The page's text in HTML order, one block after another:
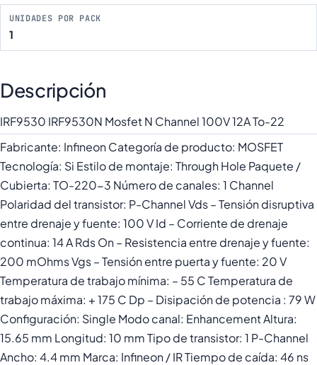
UNIDADES POR PACK
1
Descripción
IRF9530 IRF9530N Mosfet N Channel 100V 12A To-22
Fabricante: Infineon Categoría de producto: MOSFET
Tecnología: Si Estilo de montaje: Through Hole Paquete /
Cubierta: TO-220-3 Número de canales: 1 Channel
Polaridad del transistor: P-Channel Vds – Tensión disruptiva
entre drenaje y fuente: 100 V Id – Corriente de drenaje
continua: 14 A Rds On – Resistencia entre drenaje y fuente:
200 mOhms Vgs – Tensión entre puerta y fuente: 20 V
Temperatura de trabajo mínima: – 55 C Temperatura de
trabajo máxima: + 175 C Dp – Disipación de potencia : 79 W
Configuración: Single Modo canal: Enhancement Altura:
15.65 mm Longitud: 10 mm Tipo de transistor: 1 P-Channel
Ancho: 4.4 mm Marca: Infineon / IR Tiempo de caída: 46 ns